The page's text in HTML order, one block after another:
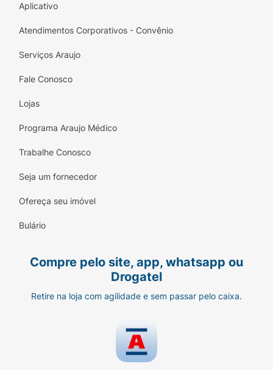
Aplicativo
Atendimentos Corporativos - Convênio
Serviços Araujo
Fale Conosco
Lojas
Programa Araujo Médico
Trabalhe Conosco
Seja um fornecedor
Ofereça seu imóvel
Bulário
Compre pelo site, app, whatsapp ou
Drogatel
Retire na loja com agilidade e sem passar pelo caixa.